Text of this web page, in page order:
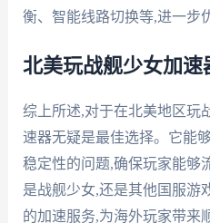
衡、智能线路切换等,进一步
北美玩战舰少女加速
综上所述,对于在北美地区玩
速器无疑是最佳选择。它能
稳定性的问题,确保玩家能够
是战舰少女,还是其他国服游
的加速服务,为海外玩家带来